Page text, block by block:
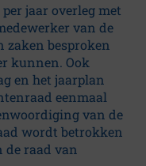
jaar overleg met
van de
zaken besproken
kunnen. Ook
en het jaarplan
eenmaal
van de
wordt betrokken
de raad van